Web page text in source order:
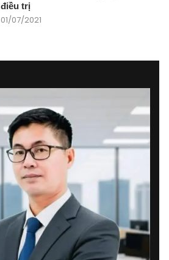
điều trị
01/07/2021